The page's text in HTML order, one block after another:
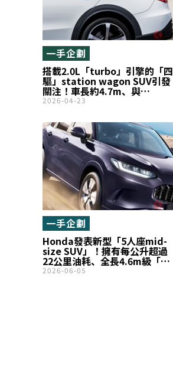
搭載2.0L「turbo」引擎的「四
驅」station wagon SUV引發
關注！車長約4.7m、與
Subaru「Levorg Layback」
與強悍設定的Mercedes-
Benz「C-Class All-Terrain」
到底是什麼樣的車？
一手企劃
2026-04-23
Honda發表新型「5人座mid-
size SUV」！擁有每公升超過
22公里油耗、全長4.6m級「流
線造型」！還有如sedan般的
一手企劃
2026-06-05